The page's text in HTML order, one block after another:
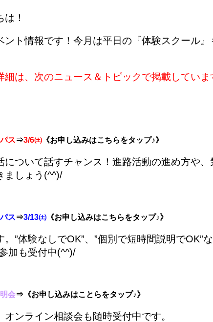
！
ント情報です！今月は平日の『体験スクール
は、次のニュース＆トピックで掲載していま
ス⇒3/6㈯ 《お申し込みはこちらをタップ♪》
について話すチャンス！進路活動の進め方や
ましょう(^^)/
ス⇒3/13㈯ 《お申し込みはこちらをタップ♪》
”体験なしでOK”、”個別で短時間説明でOK”
加も受付中(^^)/
会⇒ 《お申し込みはことらをタップ♪》
ンライン相談会も随時受付中です。